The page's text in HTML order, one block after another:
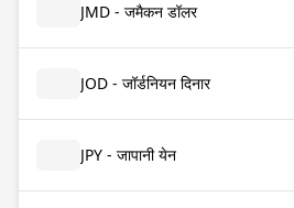
JMD - जमैकन डॉलर
JOD - जॉर्डनियन दिनार
JPY - जापानी येन